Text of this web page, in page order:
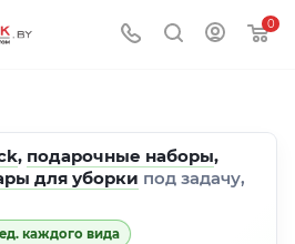
0
, подарочные наборы,
для уборки под задачу,
каждого вида